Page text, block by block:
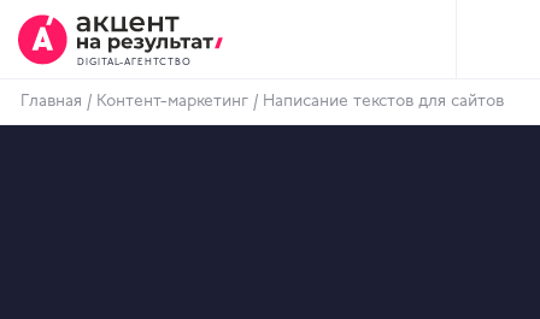
DIGITAL-АГЕНТСТВО
Главная / Контент-маркетинг / Написание текстов для сайтов